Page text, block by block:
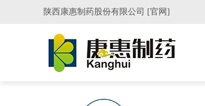
陕西康惠制药股份有限公司 [官网]